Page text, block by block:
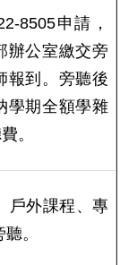
8505申請，
辦公室繳交旁
報到。旁聽後
學期全額學雜
。
戶外課程、專
。